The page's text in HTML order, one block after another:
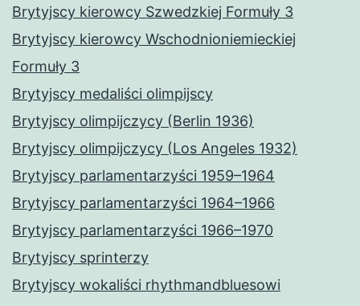
Brytyjscy kierowcy Szwedzkiej Formuły 3
Brytyjscy kierowcy Wschodnioniemieckiej
Formuły 3
Brytyjscy medaliści olimpijscy
Brytyjscy olimpijczycy (Berlin 1936)
Brytyjscy olimpijczycy (Los Angeles 1932)
Brytyjscy parlamentarzyści 1959–1964
Brytyjscy parlamentarzyści 1964–1966
Brytyjscy parlamentarzyści 1966–1970
Brytyjscy sprinterzy
Brytyjscy wokaliści rhythmandbluesowi